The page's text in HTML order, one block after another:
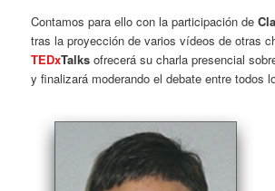
Contamos para ello con la participación de
tras la proyección de varios vídeos de otras
TEDxTalks ofrecerá su charla presencial
y finalizará moderando el debate entre todos